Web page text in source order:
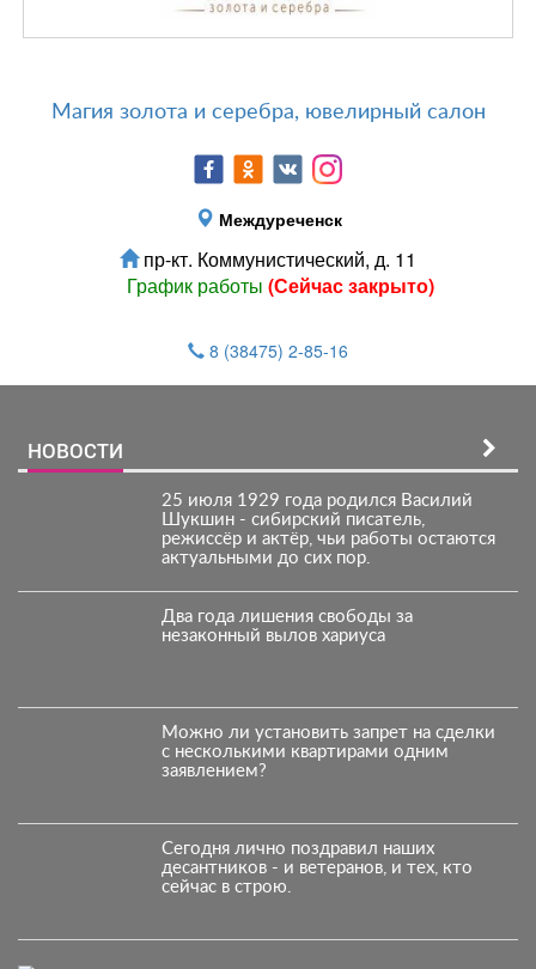
Магия золота и серебра, ювелирный салон
Междуреченск
пр-кт. Коммунистический, д. 11
График работы (Сейчас закрыто)
8 (38475) 2-85-16
НОВОСТИ
25 июля 1929 года родился Василий
Шукшин - сибирский писатель,
режиссёр и актёр, чьи работы остаются
актуальными до сих пор.
Два года лишения свободы за
незаконный вылов хариуса
Можно ли установить запрет на сделки
с несколькими квартирами одним
заявлением?
Сегодня лично поздравил наших
десантников - и ветеранов, и тех, кто
сейчас в строю.